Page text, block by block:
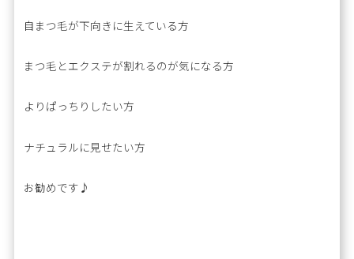
自まつ毛が下向きに生えている方
まつ毛とエクステが割れるのが気になる方
よりぱっちりしたい方
ナチュラルに見せたい方
お勧めです♪